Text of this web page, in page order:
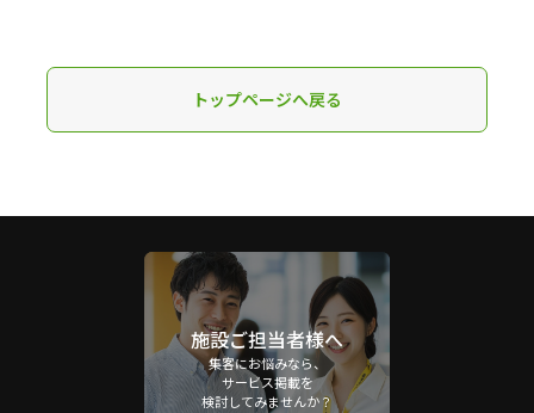
トップページへ戻る
施設ご担当者様へ
集客にお悩みなら、
サービス掲載を
検討してみませんか？